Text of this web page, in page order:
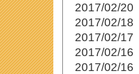
2017/02/20
2017/02/18
2017/02/17
2017/02/16
2017/02/16